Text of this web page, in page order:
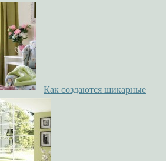
Как создаются шикарные